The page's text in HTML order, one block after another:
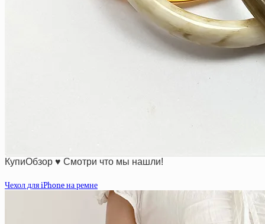
КупиОбзор ♥ Смотри что мы нашли!
Чехол для iPhone на ремне